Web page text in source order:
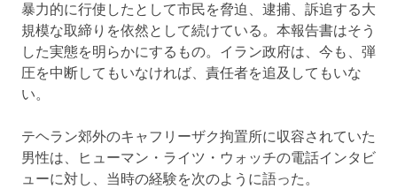
暴力的に行使したとして市民を脅迫、逮捕、訴追する大
規模な取締りを依然として続けている。本報告書はそう
した実態を明らかにするもの。イラン政府は、今も、弾
圧を中断してもいなければ、責任者を追及してもいな
い。
テヘラン郊外のキャフリーザク拘置所に収容されていた
男性は、ヒューマン・ライツ・ウォッチの電話インタビ
ューに対し、当時の経験を次のように語った。